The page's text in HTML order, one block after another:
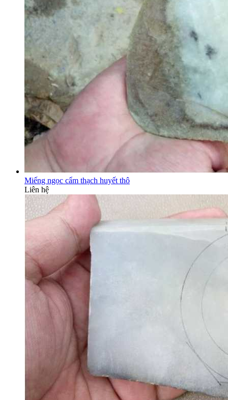
Miếng ngọc cẩm thạch huyết thô
Liên hệ